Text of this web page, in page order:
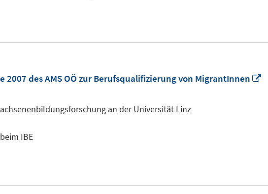
2007 des AMS OÖ zur Berufsqualifizierung von MigrantInnen
an der Universität Linz
IBE